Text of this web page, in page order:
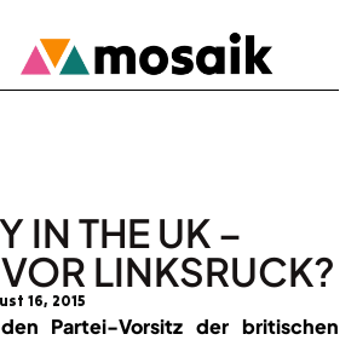
IN THE UK –
LINKSRUCK?
16, 2015
Partei-Vorsitz der britischen